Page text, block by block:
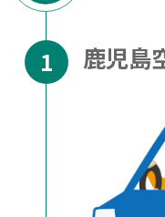
鹿児島